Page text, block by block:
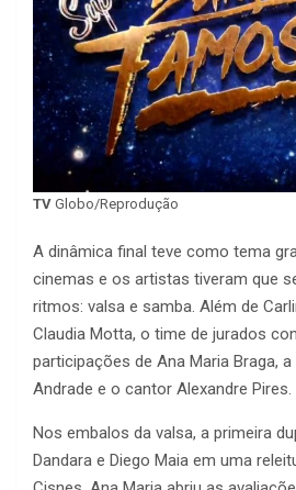
TV Globo/Reprodução
A dinâmica final teve como tema
cinemas e os artistas tiveram que
ritmos: valsa e samba. Além de
Claudia Motta, o time de jurados
participações de Ana Maria Braga,
Andrade e o cantor Alexandre Pires.
Nos embalos da valsa, a primeira
Dandara e Diego Maia em uma